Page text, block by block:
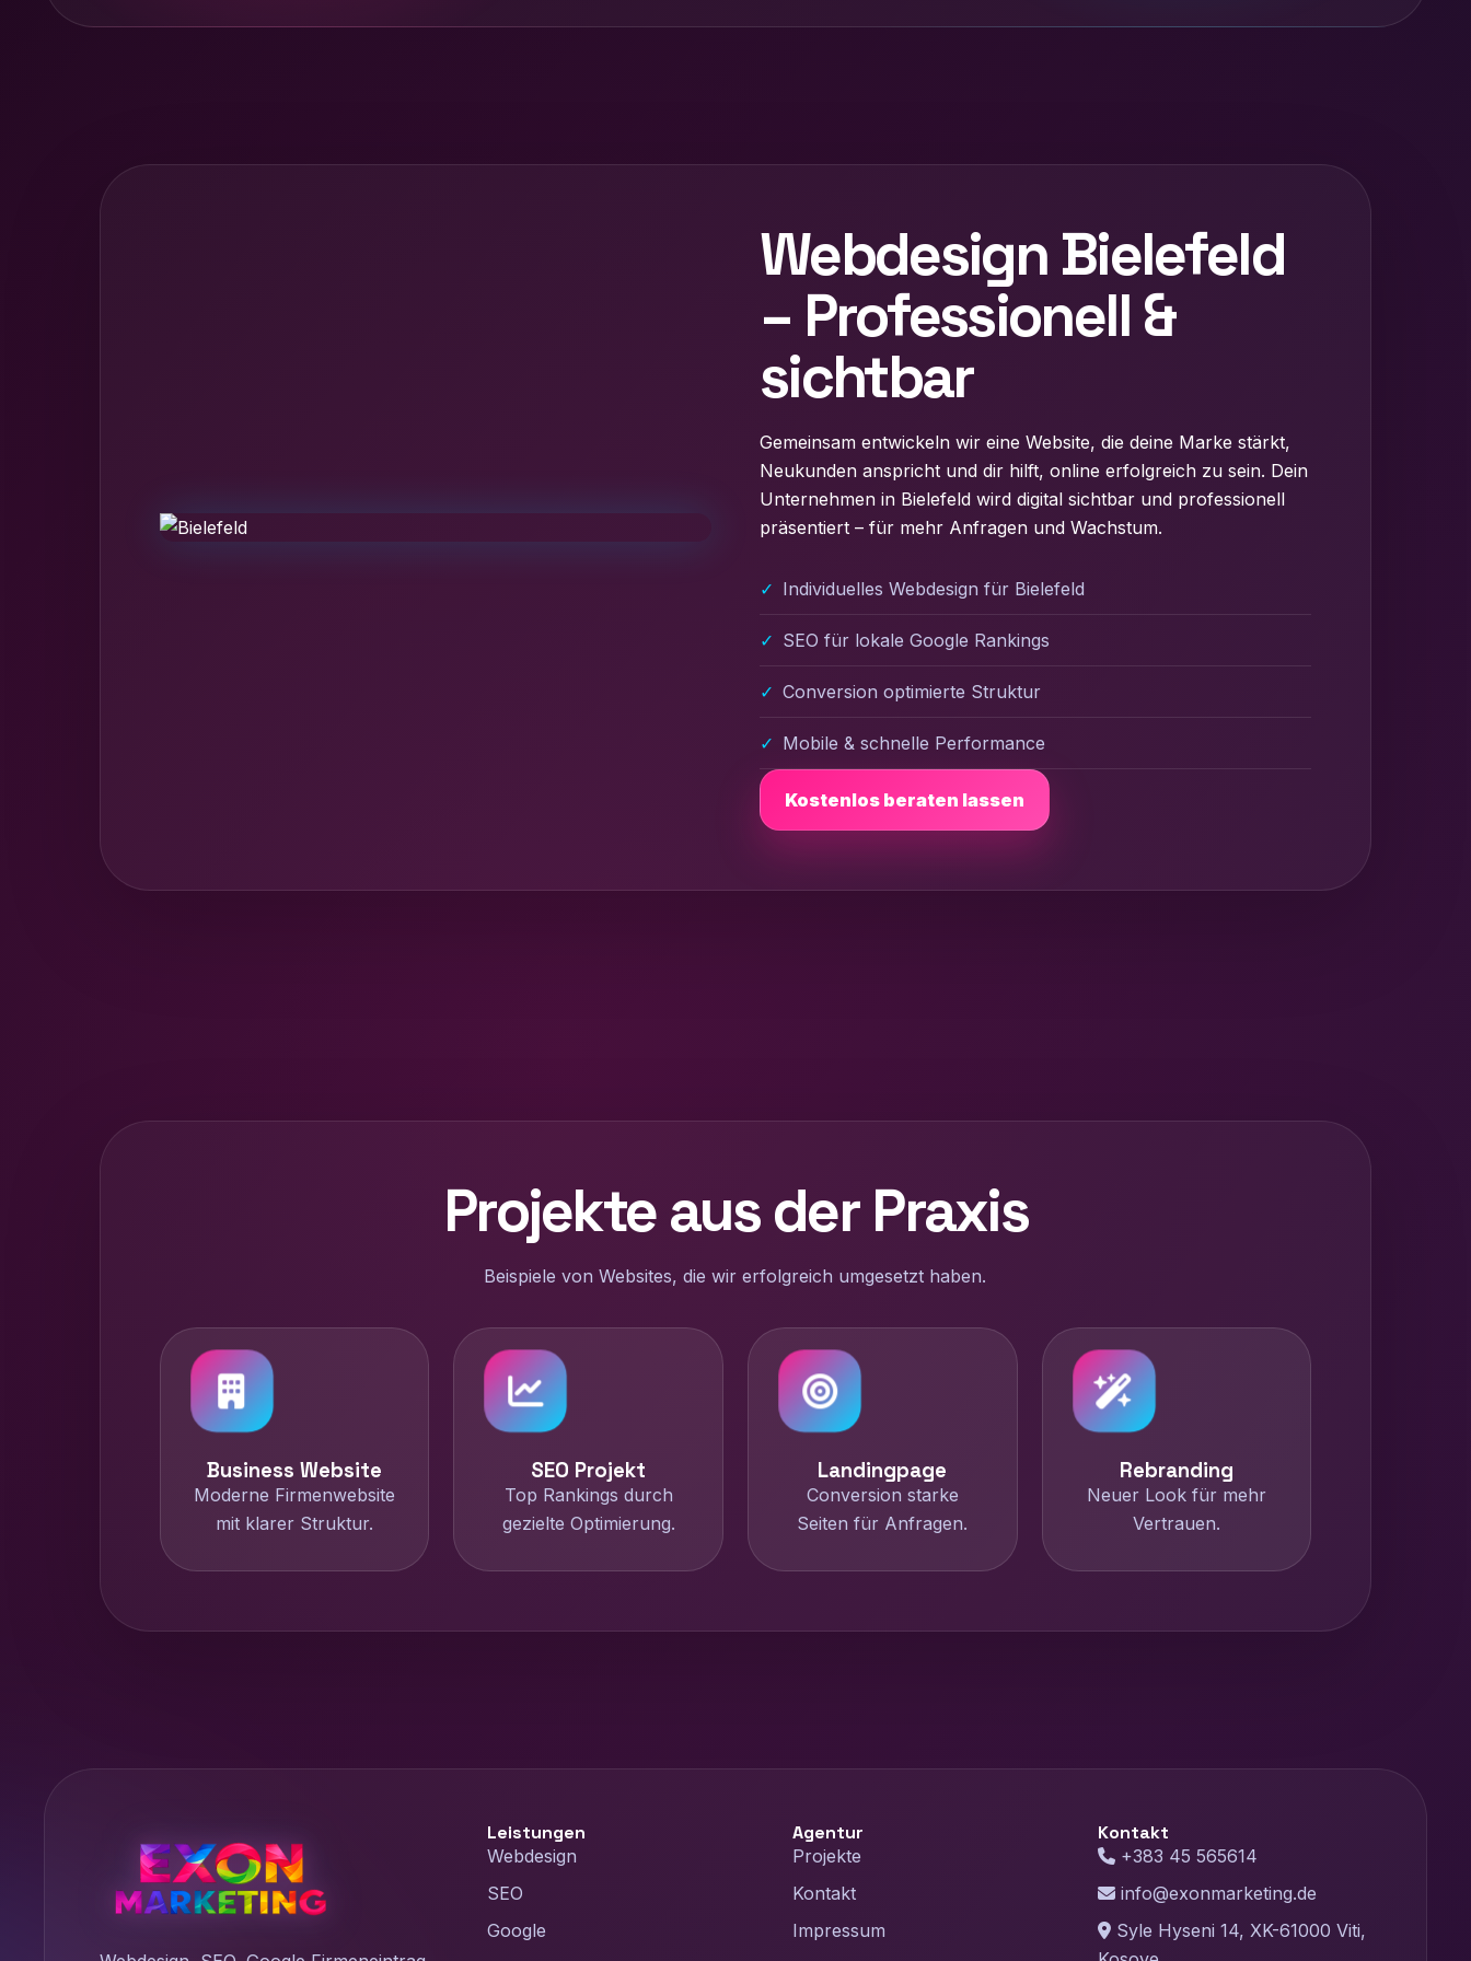
Webdesign Bielefeld
– Professionell &
sichtbar
Gemeinsam entwickeln wir eine Website, die deine Marke stärkt,
Neukunden anspricht und dir hilft, online erfolgreich zu sein. Dein
Unternehmen in Bielefeld wird digital sichtbar und professionell
präsentiert – für mehr Anfragen und Wachstum.
Individuelles Webdesign für Bielefeld
SEO für lokale Google Rankings
Conversion optimierte Struktur
Mobile & schnelle Performance
Kostenlos beraten lassen
Projekte aus der Praxis
Beispiele von Websites, die wir erfolgreich umgesetzt haben.
Business Website
Moderne Firmenwebsite
mit klarer Struktur.
SEO Projekt
Top Rankings durch
gezielte Optimierung.
Landingpage
Conversion starke
Seiten für Anfragen.
Rebranding
Neuer Look für mehr
Vertrauen.
Leistungen
Webdesign
SEO
Google
Agentur
Projekte
Kontakt
Impressum
Kontakt
+383 45 565614
info@exonmarketing.de
Syle Hyseni 14, XK-61000 Viti,